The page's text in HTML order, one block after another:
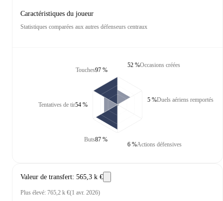
Caractéristiques du joueur
Statistiques comparées aux autres défenseurs centraux
Touches97 %
Tentatives de tir54 %
Buts87 %
Occasions créées
52 %
Duels aériens remportés
5 %
Actions défensives
6 %
Valeur de transfert: 565,3 k €
Plus élevé: 765,2 k €(1 avr. 2026)